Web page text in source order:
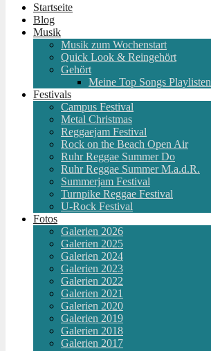
Startseite
Blog
Musik
Musik zum Wochenstart
Quick Look & Reingehört
Gehört
Meine Top Songs Playlisten
Festivals
Campus Festival
Metal Christmas
Reggaejam Festival
Rock on the Beach Open Air
Ruhr Reggae Summer Do
Ruhr Reggae Summer M.a.d.R.
Summerjam Festival
Turnpike Reggae Festival
U-Rock Festival
Fotos
Galerien 2026
Galerien 2025
Galerien 2024
Galerien 2023
Galerien 2022
Galerien 2021
Galerien 2020
Galerien 2019
Galerien 2018
Galerien 2017